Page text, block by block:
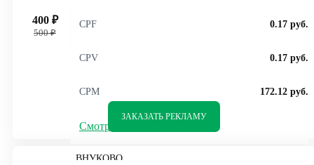
CPF 0.17 руб.
CPV 0.17 руб.
CPM 172.12 руб.
Смотреть статистику
400 ₽
500 ₽
ЗАКАЗАТЬ РЕКЛАМУ
ВНУКОВО